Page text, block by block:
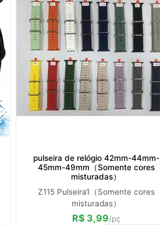
pulseira de relógio 42mm-44mm-
45mm-49mm（Somente cores
misturadas）
Z115 Pulseira1（Somente cores
misturadas）
R$ 3,99/pç